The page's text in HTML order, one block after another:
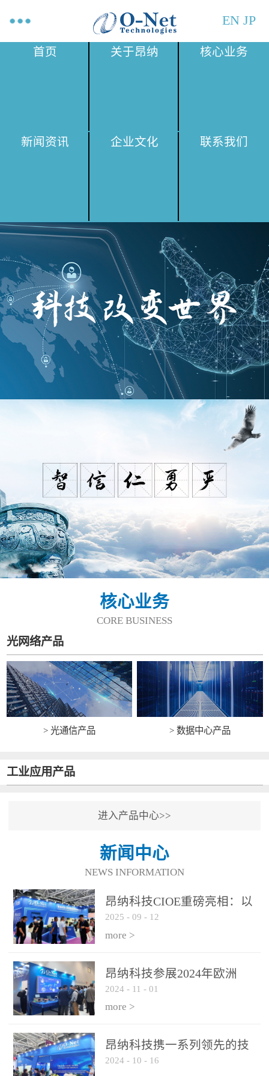
EN JP
首页 关于昂纳 核心业务
新闻资讯 企业文化 联系我们
核心业务
CORE BUSINESS
光网络产品
> 光通信产品 > 数据中心产品
工业应用产品
进入产品中心>>
新闻中心
NEWS INFORMATION
昂纳科技CIOE重磅亮相：以
光通信创新引擎，驱动AI与
算力互联新时代
2025 - 09 - 12
more >
昂纳科技参展2024年欧洲
ECOC展会
2024 - 11 - 01
more >
昂纳科技携一系列领先的技
术平台和优秀产品参展2024
2024 - 10 - 16